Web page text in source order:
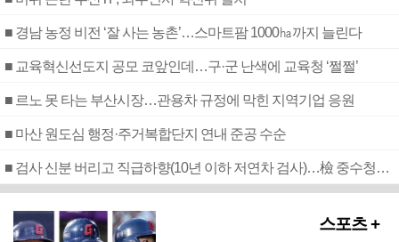
■ 경남 농정 비전 ‘잘 사는 농촌’…스마트팜 1000㏊까지 늘린다
■ 교육혁신선도지 공모 코앞인데…구·군 난색에 교육청 ‘쩔쩔’
■ 르노 못 타는 부산시장…관용차 규정에 막힌 지역기업 응원
■ 마산 원도심 행정·주거복합단지 연내 준공 수순
■ 검사 신분 버리고 직급하향(10년 이하 저연차 검사)…檢 중수청행 기피
스포츠 +